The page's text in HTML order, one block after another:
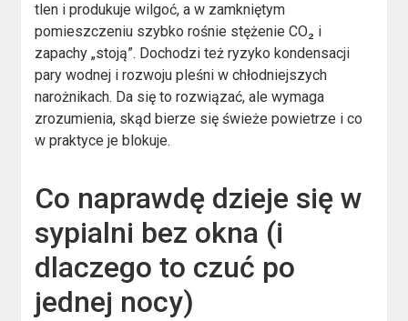
tlen i produkuje wilgoć, a w zamkniętym
pomieszczeniu szybko rośnie stężenie CO₂ i
zapachy „stoją”. Dochodzi też ryzyko kondensacji
pary wodnej i rozwoju pleśni w chłodniejszych
narożnikach. Da się to rozwiązać, ale wymaga
zrozumienia, skąd bierze się świeże powietrze i co
w praktyce je blokuje.
Co naprawdę dzieje się w
sypialni bez okna (i
dlaczego to czuć po
jednej nocy)